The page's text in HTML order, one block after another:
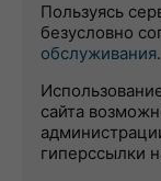
Пользуясь
безусловно
обслуживания.
сайта
гиперссылки